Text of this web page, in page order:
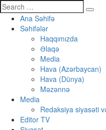
Ana Səhifə
Səhifələr
Haqqımızda
Əlaqə
Media
Hava (Azərbaycan)
Hava (Dünya)
Məzənnə
Media
Redaksiya siyasəti
Editor TV